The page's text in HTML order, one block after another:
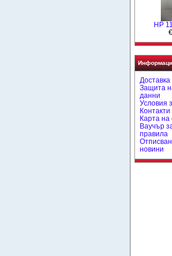
HP
Доставка
Защита
данни
Условия
Контакти
Карта на
Ваучър
правила
новини